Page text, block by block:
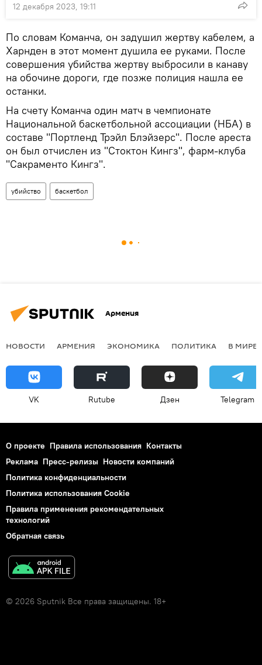
12 декабря 2023, 19:11
По словам Команча, он задушил жертву кабелем, а
Харнден в этот момент душила ее руками. После
совершения убийства жертву выбросили в канаву
на обочине дороги, где позже полиция нашла ее
останки.
На счету Команча один матч в чемпионате
Национальной баскетбольной ассоциации (НБА) в
составе "Портленд Трэйл Блэйзерс". После ареста
он был отчислен из "Стоктон Кингз", фарм-клуба
"Сакраменто Кингз".
убийство баскетбол
Армения
НОВОСТИ АРМЕНИЯ ЭКОНОМИКА ПОЛИТИКА В МИРЕ
VK Rutube Дзен Telegram
О проекте Правила использования Контакты
Реклама Пресс-релизы Новости компаний
Политика конфиденциальности
Политика использования Cookie
Правила применения рекомендательных
технологий
Обратная связь
© 2026 Sputnik Все права защищены. 18+